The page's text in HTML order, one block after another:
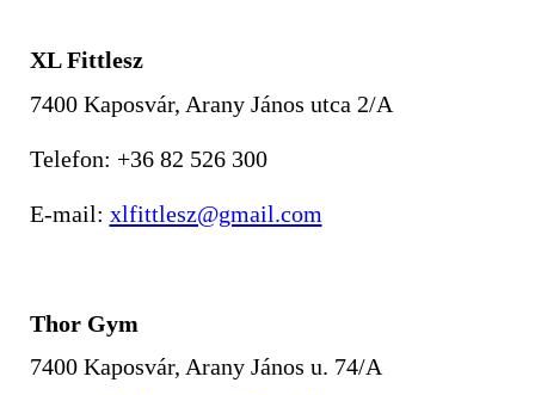
XL Fittlesz
7400 Kaposvár, Arany János utca 2/A
Telefon: +36 82 526 300
E-mail: xlfittlesz@gmail.com
Thor Gym
7400 Kaposvár, Arany János u. 74/A